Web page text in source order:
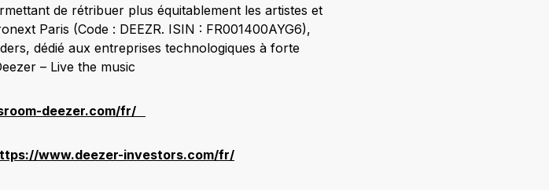
de rétribuer plus équitablement les artistes et
Paris (Code : DEEZR. ISIN : FR001400AYG6),
dédié aux entreprises technologiques à forte
– Live the music
deezer.com/fr/
www.deezer-investors.com/fr/